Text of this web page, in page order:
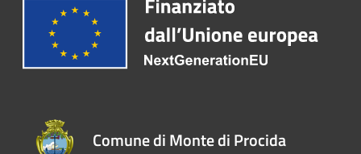
Comune di Monte di Procida